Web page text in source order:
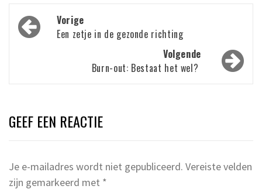
Bericht
navigatie
Vorige
Een zetje in de gezonde richting
Volgende
Burn-out: Bestaat het wel?
GEEF EEN REACTIE
Je e-mailadres wordt niet gepubliceerd. Vereiste velden
zijn gemarkeerd met *